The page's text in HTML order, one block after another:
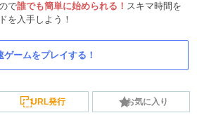
で誰でも簡単に始められる！ スキマ時間を
を入手しよう！
ゲームをプレイする！
URL発行 お気に入り